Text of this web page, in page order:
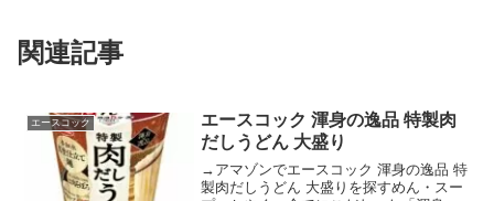
関連記事
エースコック
エースコック 渾身の逸品 特製肉
だしうどん 大盛り
→アマゾンでエースコック 渾身の逸品 特
製肉だしうどん 大盛りを探すめん・スー